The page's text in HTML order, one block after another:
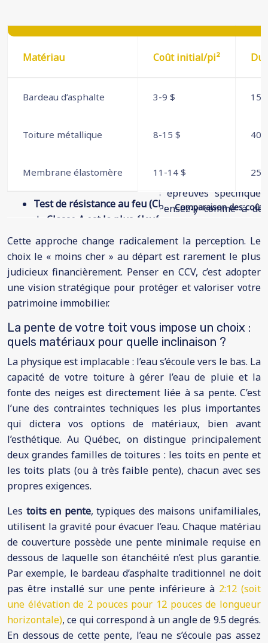
Comparaison des
Matériau Coût initial/pi²
Bardeau d’asphalte 3-9 $ 15-
Toiture métallique 8-15 $ 40-
Membrane élastomère 11-14 $ 25-
Cette approche change radicalement la perception. Le
choix le « moins cher » au départ est rarement le plus
judicieux financièrement. Penser en CCV, c’est adopter
une vision stratégique pour protéger et valoriser votre
patrimoine immobilier.
La pente de votre toit vous impose un choix :
quels matériaux pour quelle inclinaison ?
La physique est implacable : l’eau s’écoule vers le bas. La
capacité de votre toiture à gérer l’eau de pluie et la
fonte des neiges est directement liée à sa pente. C’est
l’une des contraintes techniques les plus importantes
qui dictera vos options de matériaux, bien avant
l’esthétique. Au Québec, on distingue principalement
deux grandes familles de toitures : les toits en pente et
les toits plats (ou à très faible pente), chacun avec ses
propres exigences.
Les toits en pente, typiques des maisons unifamiliales,
utilisent la gravité pour évacuer l’eau. Chaque matériau
de couverture possède une pente minimale requise en
dessous de laquelle son étanchéité n’est plus garantie.
Par exemple, le bardeau d’asphalte traditionnel ne doit
pas être installé sur une pente inférieure à 2:12 (soit
une élévation de 2 pouces pour 12 pouces de longueur
horizontale), ce qui correspond à un angle de 9.5 degrés.
En dessous de cette pente, l’eau ne s’écoule pas assez